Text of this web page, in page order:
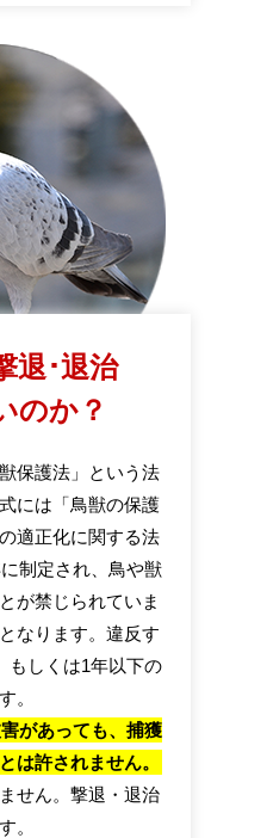
退･退治
のか？
保護法」という法
には「鳥獣の保護
適正化に関する法
制定され、鳥や獣
が禁じられていま
なります。違反す
もしくは1年以下の
。
があっても、捕獲
は許されません。
せん。撃退・退治
。